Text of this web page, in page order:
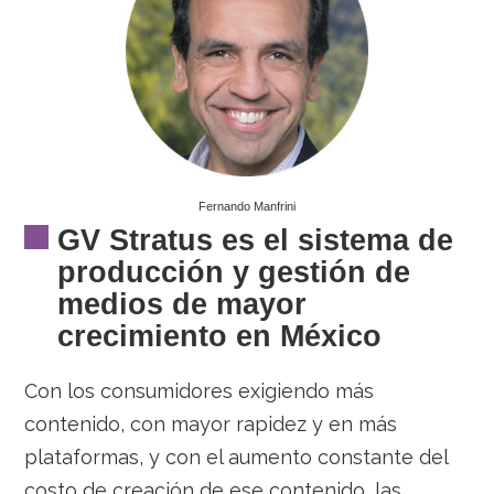
Fernando Manfrini
GV Stratus es el sistema de
producción y gestión de
medios de mayor
crecimiento en México
Con los consumidores exigiendo más
contenido, con mayor rapidez y en más
plataformas, y con el aumento constante del